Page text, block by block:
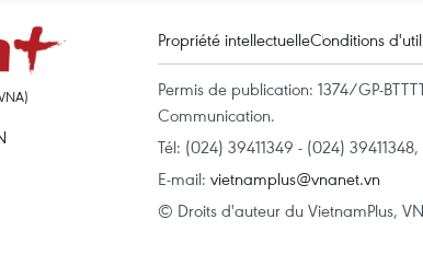
Propriété intellectuelleConditions
Permis de publication: 1374/GP-
Communication.
Tél: (024) 39411349 - (024)
E-mail: vietnamplus@vnanet.vn
© Droits d'auteur du VietnamPlus,